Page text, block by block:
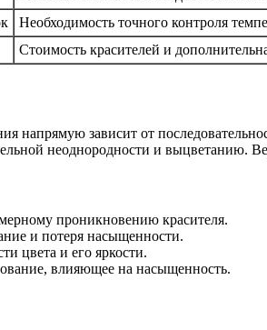
Необходимость точного контроля
Стоимость красителей и
напрямую зависит от
неоднородности и выцветанию.
проникновению красителя.
и потеря насыщенности.
цвета и его яркости.
влияющее на насыщенность.